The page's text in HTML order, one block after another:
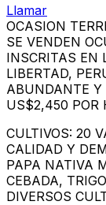
Llamar
OCASION
SE VENDEN
INSCRITAS EN
LIBERTAD,
ABUNDANTE Y
US$2,450 POR
CULTIVOS: 20
CALIDAD Y
PAPA NATIVA
CEBADA,
DIVERSOS